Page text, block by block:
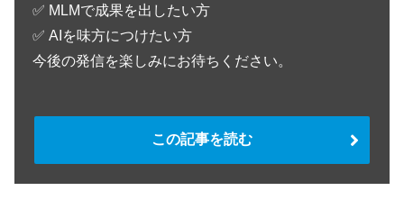
✅️ MLMで成果を出したい方
✅️ AIを味方につけたい方
今後の発信を楽しみにお待ちください。
この記事を読む